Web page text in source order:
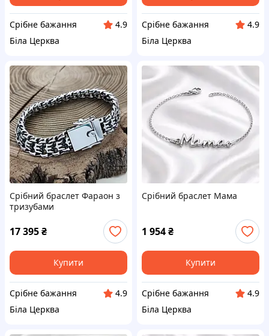
Срібне бажання
4.9
Біла Церква
Срібне бажання
4.9
Біла Церква
Срібний браслет Фараон з
тризубами
17 395₴
Купити
Срібне бажання
4.9
Біла Церква
Срібний браслет Мама
1 954₴
Купити
Срібне бажання
4.9
Біла Церква